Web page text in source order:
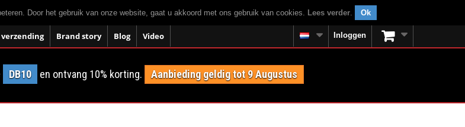
Door het gebruik van onze website, gaat u akkoord met ons gebruik van cookies. Lees verder. Ok
Brand story Blog Video Inloggen
DB10 en ontvang 10% korting. Aanbieding geldig tot 9 Augustus